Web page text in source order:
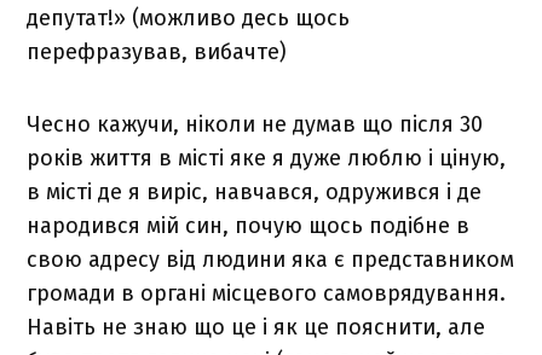
депутат!» (можливо десь щось
перефразував, вибачте)
Чесно кажучи, ніколи не думав що після 30
років життя в місті яке я дуже люблю і ціную,
в місті де я виріс, навчався, одружився і де
народився мій син, почую щось подібне в
свою адресу від людини яка є представником
громади в органі місцевого самоврядування.
Навіть не знаю що це і як це пояснити, але